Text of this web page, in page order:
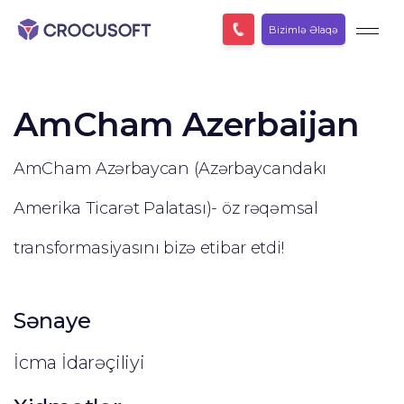
Bizimlə Əlaqə
AmCham Azerbaijan
AmCham Azərbaycan (Azərbaycandakı
Amerika Ticarət Palatası)- öz rəqəmsal
transformasiyasını bizə etibar etdi!
Sənaye
İcma İdarəçiliyi